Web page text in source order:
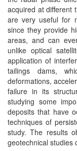
acquired at different
are very useful for
since they provide
areas, and can
unlike optical
application of
tailings dams,
deformations,
failure in its
studying some
deposits that have
techniques of
study. The results
geotechnical studies